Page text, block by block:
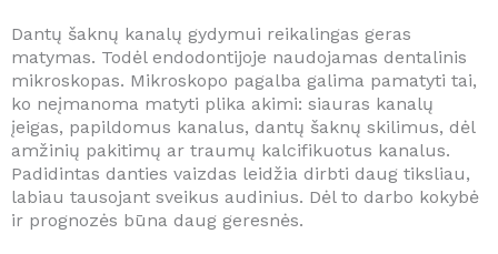
Dantų šaknų kanalų gydymui reikalingas geras
matymas. Todėl endodontijoje naudojamas dentalinis
mikroskopas. Mikroskopo pagalba galima pamatyti tai,
ko neįmanoma matyti plika akimi: siauras kanalų
įeigas, papildomus kanalus, dantų šaknų skilimus, dėl
amžinių pakitimų ar traumų kalcifikuotus kanalus.
Padidintas danties vaizdas leidžia dirbti daug tiksliau,
labiau tausojant sveikus audinius. Dėl to darbo kokybė
ir prognozės būna daug geresnės.